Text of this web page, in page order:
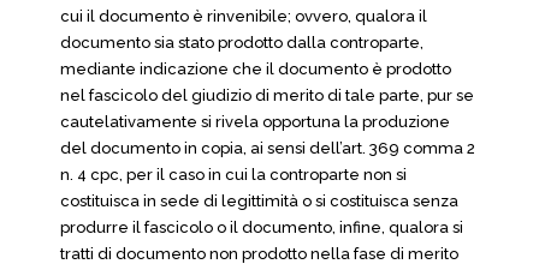
cui il documento è rinvenibile; ovvero, qualora il
documento sia stato prodotto dalla controparte,
mediante indicazione che il documento è prodotto
nel fascicolo del giudizio di merito di tale parte, pur se
cautelativamente si rivela opportuna la produzione
del documento in copia, ai sensi dell’art. 369 comma 2
n. 4 cpc, per il caso in cui la controparte non si
costituisca in sede di legittimità o si costituisca senza
produrre il fascicolo o il documento, infine, qualora si
tratti di documento non prodotto nella fase di merito